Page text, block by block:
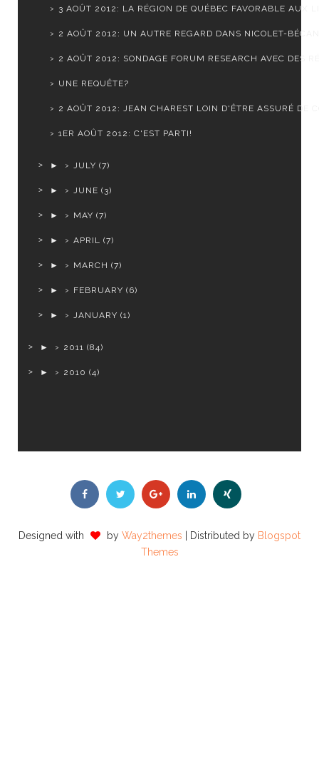
3 AOÛT 2012: LA RÉGION DE QUÉBEC FAVORABLE AUX
2 AOÛT 2012: UN AUTRE REGARD DANS NICOLET-
2 AOÛT 2012: SONDAGE FORUM RESEARCH AVEC DES
UNE REQUÊTE?
2 AOÛT 2012: JEAN CHAREST LOIN D'ÊTRE ASSURÉ DE
1ER AOÛT 2012: C'EST PARTI!
► JULY (7)
► JUNE (3)
► MAY (7)
► APRIL (7)
► MARCH (7)
► FEBRUARY (6)
► JANUARY (1)
► 2011 (84)
► 2010 (4)
Designed with by Way2themes | Distributed by Blogspot
Themes